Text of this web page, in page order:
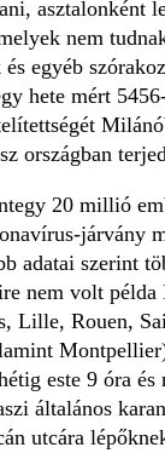
asztalonként
nem
egyéb
hete mért
országban
20 millió
járvány
adatai szerint
nem volt példa
Lille, Rouen,
este 9 óra
általános
utcára